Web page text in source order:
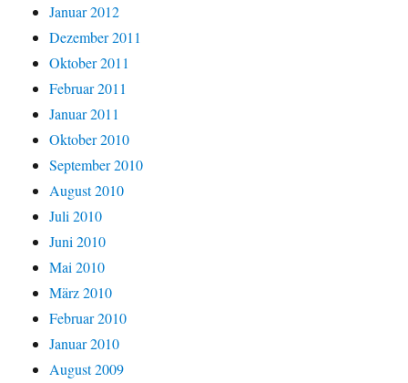
Januar 2012
Dezember 2011
Oktober 2011
Februar 2011
Januar 2011
Oktober 2010
September 2010
August 2010
Juli 2010
Juni 2010
Mai 2010
März 2010
Februar 2010
Januar 2010
August 2009